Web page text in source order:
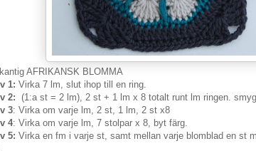
AFRIKANSK BLOMMA
1: Virka 7 lm, slut ihop till en ring.
2: (1:a st = 2 lm), 2 st + 1 lm x 8 totalt runt lm ringen.
3: Virka om varje lm, 2 st, 1 lm, 2 st x8
4: Virka om varje lm, 7 stolpar x 8, byt färg.
5: Virka en fm i varje st, samt mellan varje blomblad en st